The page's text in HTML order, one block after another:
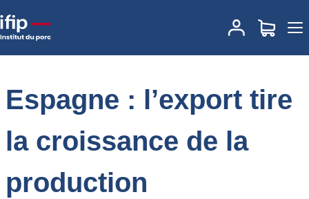
Accueil
Espagne : l’export tire la croissance de la
production
Espagne : l’export tire
la croissance de la
production